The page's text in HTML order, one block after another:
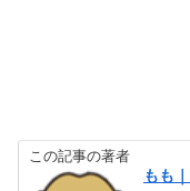
この記事の著者
もも